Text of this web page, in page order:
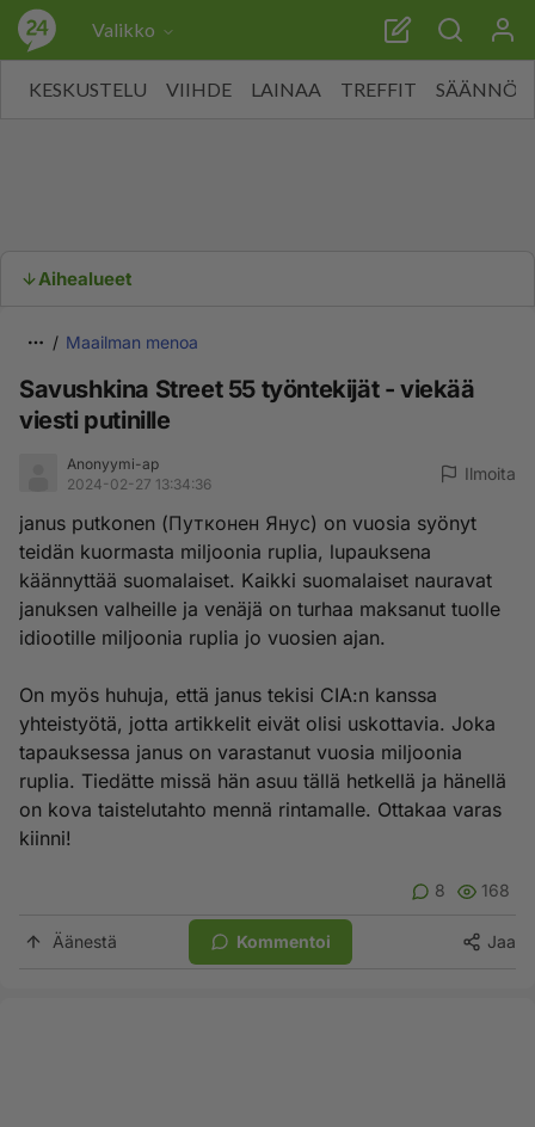
Valikko
KESKUSTELU VIIHDE LAINAA TREFFIT SÄÄNNÖT
Aihealueet
Maailman menoa
Savushkina Street 55 työntekijät - viekää
viesti putinille
Anonyymi-ap
2024-02-27 13:34:36
Ilmoita
janus putkonen (Путконен Янус) on vuosia syönyt
teidän kuormasta miljoonia ruplia, lupauksena
käännyttää suomalaiset. Kaikki suomalaiset nauravat
januksen valheille ja venäjä on turhaa maksanut tuolle
idiootille miljoonia ruplia jo vuosien ajan.
On myös huhuja, että janus tekisi CIA:n kanssa
yhteistyötä, jotta artikkelit eivät olisi uskottavia. Joka
tapauksessa janus on varastanut vuosia miljoonia
ruplia. Tiedätte missä hän asuu tällä hetkellä ja hänellä
on kova taistelutahto mennä rintamalle. Ottakaa varas
kiinni!
8 168
Äänestä Kommentoi Jaa